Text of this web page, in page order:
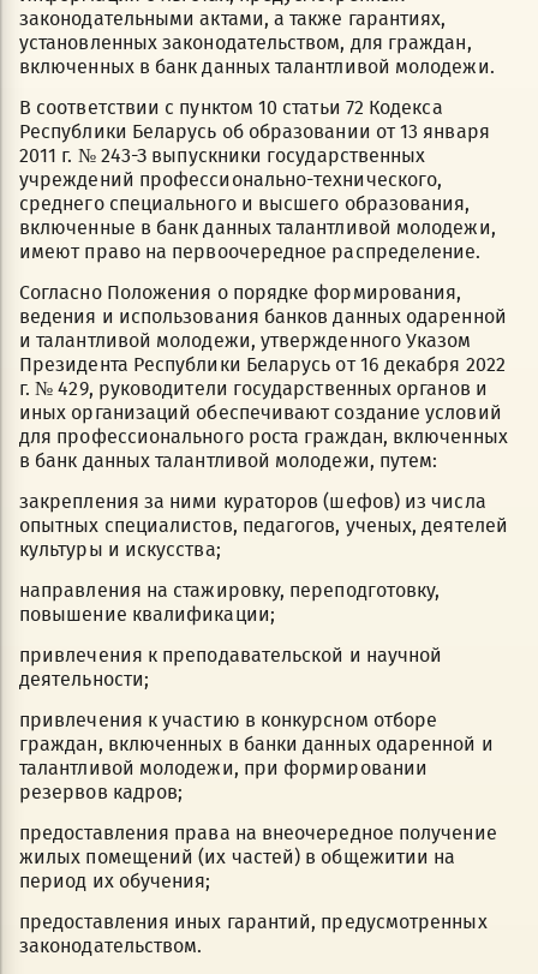
законодательными актами, а также гарантиях,
установленных законодательством, для граждан,
включенных в банк данных талантливой молодежи.
В соответствии с пунктом 10 статьи 72 Кодекса
Республики Беларусь об образовании от 13 января
2011 г. № 243-З выпускники государственных
учреждений профессионально-технического,
среднего специального и высшего образования,
включенные в банк данных талантливой молодежи,
имеют право на первоочередное распределение.
Согласно Положения о порядке формирования,
ведения и использования банков данных одаренной
и талантливой молодежи, утвержденного Указом
Президента Республики Беларусь от 16 декабря 2022
г. № 429, руководители государственных органов и
иных организаций обеспечивают создание условий
для профессионального роста граждан, включенных
в банк данных талантливой молодежи, путем:
закрепления за ними кураторов (шефов) из числа
опытных специалистов, педагогов, ученых, деятелей
культуры и искусства;
направления на стажировку, переподготовку,
повышение квалификации;
привлечения к преподавательской и научной
деятельности;
привлечения к участию в конкурсном отборе
граждан, включенных в банки данных одаренной и
талантливой молодежи, при формировании
резервов кадров;
предоставления права на внеочередное получение
жилых помещений (их частей) в общежитии на
период их обучения;
предоставления иных гарантий, предусмотренных
законодательством.